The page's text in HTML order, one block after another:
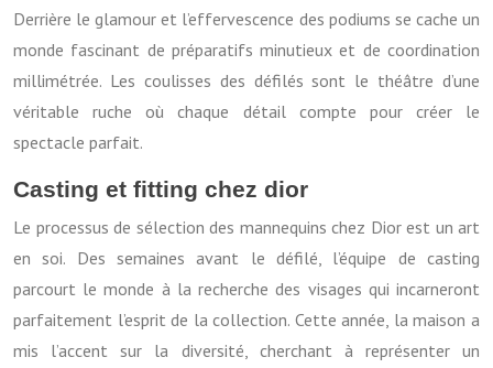
Derrière le glamour et l’effervescence des podiums se cache un
monde fascinant de préparatifs minutieux et de coordination
millimétrée. Les coulisses des défilés sont le théâtre d’une
véritable ruche où chaque détail compte pour créer le
spectacle parfait.
Casting et fitting chez dior
Le processus de sélection des mannequins chez Dior est un art
en soi. Des semaines avant le défilé, l’équipe de casting
parcourt le monde à la recherche des visages qui incarneront
parfaitement l’esprit de la collection. Cette année, la maison a
mis l’accent sur la diversité, cherchant à représenter un